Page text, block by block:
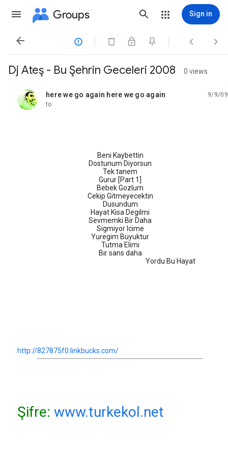
Groups Sign in
   
Dj Ateş - Bu Şehrin Geceleri 2008 0 views
here we go again here we go again
unread,
9/9/09
to
Beni Kaybettin
Dostunum Diyorsun
Tek tanem
Gurur [Part 1]
Bebek Gozlum
Cekip Gitmeyecektin
Dusundum
Hayat Kisa Degilmi
Sevmemki Bir Daha
Sigmiyor Icime
Yuregim Buyuktur
Tutma Elimi
Bir sans daha
Yordu Bu Hayat
http://827875f0.linkbucks.com/
Şifre: www.turkekol.net